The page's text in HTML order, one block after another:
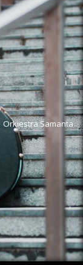
Orkiestra Samanta